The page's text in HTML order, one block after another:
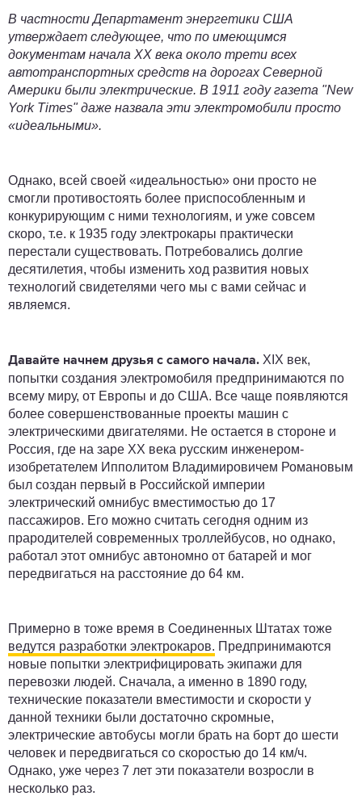
В частности Департамент энергетики США
утверждает следующее, что по имеющимся
документам начала XX века около трети всех
автотранспортных средств на дорогах Северной
Америки были электрические. В 1911 году газета "New
York Times" даже назвала эти электромобили просто
«идеальными».
Однако, всей своей «идеальностью» они просто не
смогли противостоять более приспособленным и
конкурирующим с ними технологиям, и уже совсем
скоро, т.е. к 1935 году электрокары практически
перестали существовать. Потребовались долгие
десятилетия, чтобы изменить ход развития новых
технологий свидетелями чего мы с вами сейчас и
являемся.
Давайте начнем друзья с самого начала. XIX век,
попытки создания электромобиля предпринимаются по
всему миру, от Европы и до США. Все чаще появляются
более совершенствованные проекты машин с
электрическими двигателями. Не остается в стороне и
Россия, где на заре XX века русским инженером-
изобретателем Ипполитом Владимировичем Романовым
был создан первый в Российской империи
электрический омнибус вместимостью до 17
пассажиров. Его можно считать сегодня одним из
прародителей современных троллейбусов, но однако,
работал этот омнибус автономно от батарей и мог
передвигаться на расстояние до 64 км.
Примерно в тоже время в Соединенных Штатах тоже
ведутся разработки электрокаров. Предпринимаются
новые попытки электрифицировать экипажи для
перевозки людей. Сначала, а именно в 1890 году,
технические показатели вместимости и скорости у
данной техники были достаточно скромные,
электрические автобусы могли брать на борт до шести
человек и передвигаться со скоростью до 14 км/ч.
Однако, уже через 7 лет эти показатели возросли в
несколько раз.